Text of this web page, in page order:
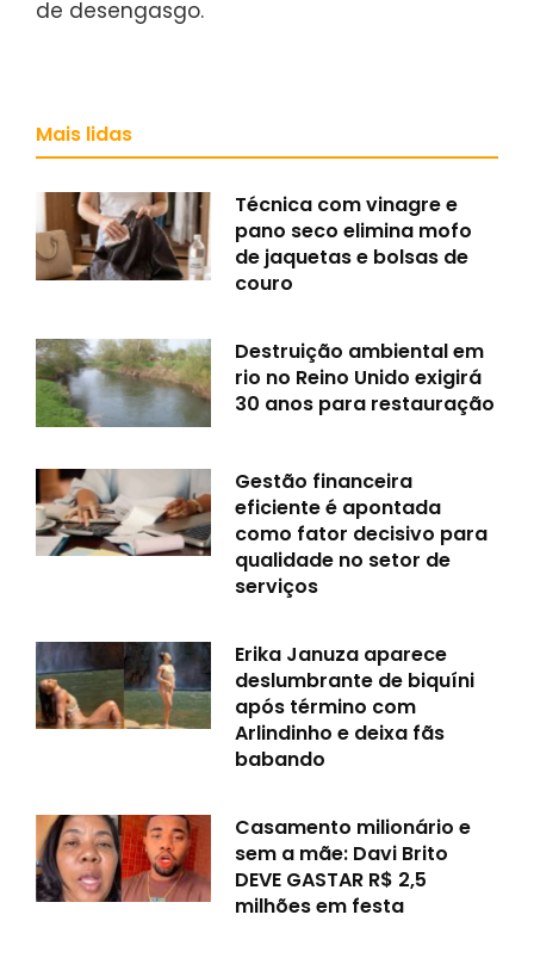
de desengasgo.
Mais lidas
Técnica com vinagre e
pano seco elimina mofo
de jaquetas e bolsas de
couro
Destruição ambiental em
rio no Reino Unido exigirá
30 anos para restauração
Gestão financeira
eficiente é apontada
como fator decisivo para
qualidade no setor de
serviços
Erika Januza aparece
deslumbrante de biquíni
após término com
Arlindinho e deixa fãs
babando
Casamento milionário e
sem a mãe: Davi Brito
DEVE GASTAR R$ 2,5
milhões em festa